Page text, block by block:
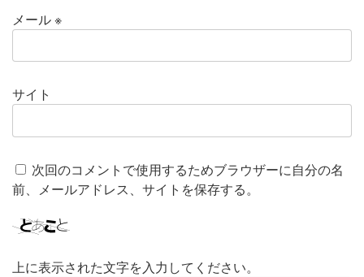
メール※
サイト
次回のコメントで使用するためブラウザーに自分の名
前、メールアドレス、サイトを保存する。
上に表示された文字を入力してください。